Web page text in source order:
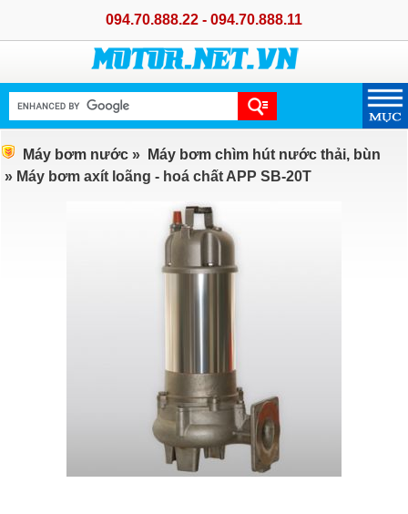
094.70.888.22 - 094.70.888.11
Máy bơm nước »
Máy bơm chìm hút nước thải, bùn
» Máy bơm axít loãng - hoá chất APP SB-20T